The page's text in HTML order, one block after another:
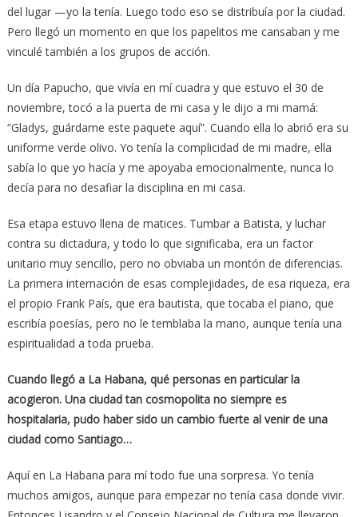
del lugar —yo la tenía. Luego todo eso se distribuía por la ciudad.
Pero llegó un momento en que los papelitos me cansaban y me
vinculé también a los grupos de acción.
Un día Papucho, que vivía en mí cuadra y que estuvo el 30 de
noviembre, tocó a la puerta de mi casa y le dijo a mi mamá:
“Gladys, guárdame este paquete aquí”. Cuando ella lo abrió era su
uniforme verde olivo. Yo tenía la complicidad de mi madre, ella
sabía lo que yo hacía y me apoyaba emocionalmente, nunca lo
decía para no desafiar la disciplina en mi casa.
Esa etapa estuvo llena de matices. Tumbar a Batista, y luchar
contra su dictadura, y todo lo que significaba, era un factor
unitario muy sencillo, pero no obviaba un montón de diferencias.
La primera internación de esas complejidades, de esa riqueza, era
el propio Frank País, que era bautista, que tocaba el piano, que
escribía poesías, pero no le temblaba la mano, aunque tenía una
espiritualidad a toda prueba.
Cuando llegó a La Habana, qué personas en particular la
acogieron. Una ciudad tan cosmopolita no siempre es
hospitalaria, pudo haber sido un cambio fuerte al venir de una
ciudad como Santiago…
Aquí en La Habana para mí todo fue una sorpresa. Yo tenía
muchos amigos, aunque para empezar no tenía casa donde vivir.